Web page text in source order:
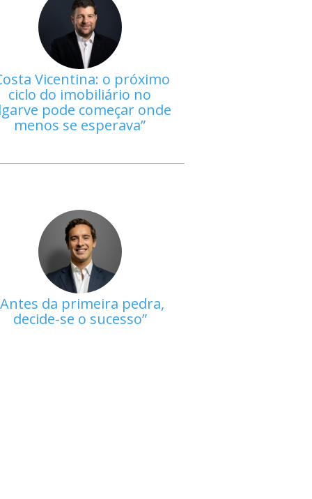
Vicentina: o próximo
ciclo do imobiliário no
pode começar onde
menos se esperava
Antes da primeira pedra,
decide-se o sucesso